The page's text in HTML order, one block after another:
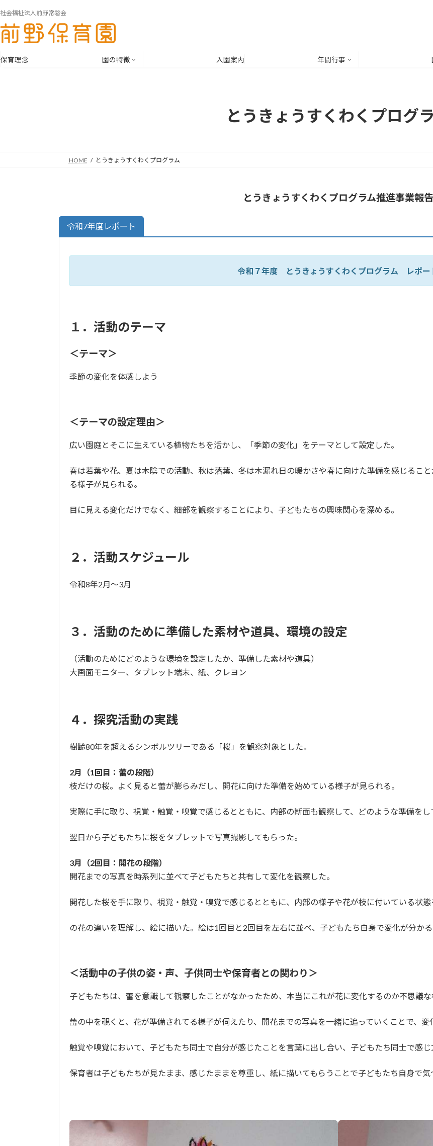
ン
テ
ン
ツ
へ
ビ
ゲ
ー
シ
ョ
社会福祉法人前野常磐会
保育理念 園の特徴 入園案内 年間行事
とうきょうすくわくプログ
HOME とうきょうすくわくプログラム
とうきょうすくわくプログラム推進事業報告
令和7年度レポート
令和７年度 とうきょうすくわくプログラム レポー
１．活動のテーマ
＜テーマ＞
季節の変化を体感しよう
＜テーマの設定理由＞
広い園庭とそこに生えている植物たちを活かし、「季節の変化」をテーマとして設定した。
春は若葉や花、夏は木陰での活動、秋は落葉、冬は木漏れ日の暖かさや春に向けた準備を感じるこ
る様子が見られる。
目に見える変化だけでなく、細部を観察することにより、子どもたちの興味関心を深める。
２．活動スケジュール
令和8年2月～3月
３．活動のために準備した素材や道具、環境の設定
（活動のためにどのような環境を設定したか、準備した素材や道具）
大画面モニター、タブレット端末、紙、クレヨン
４．探究活動の実践
樹齢80年を超えるシンボルツリーである「桜」を観察対象とした。
2月（1回目：蕾の段階）
枝だけの桜。よく見ると蕾が膨らみだし、開花に向けた準備を始めている様子が見られる。
実際に手に取り、視覚・触覚・嗅覚で感じるとともに、内部の断面も観察して、どのような準備をし
翌日から子どもたちに桜をタブレットで写真撮影してもらった。
3月（2回目：開花の段階）
開花までの写真を時系列に並べて子どもたちと共有して変化を観察した。
開花した桜を手に取り、視覚・触覚・嗅覚で感じるとともに、内部の様子や花が枝に付いている状
の花の違いを理解し、絵に描いた。絵は1回目と2回目を左右に並べ、子どもたち自身で変化が分かる
＜活動中の子供の姿・声、子供同士や保育者との関わり＞
子どもたちは、蕾を意識して観察したことがなかったため、本当にこれが花に変化するのか不思議な
蕾の中を覗くと、花が準備されてる様子が伺えたり、開花までの写真を一緒に追っていくことで、変
触覚や嗅覚において、子どもたち同士で自分が感じたことを言葉に出し合い、子どもたち同士で感じ
保育者は子どもたちが見たまま、感じたままを尊重し、紙に描いてもらうことで子どもたち自身で気